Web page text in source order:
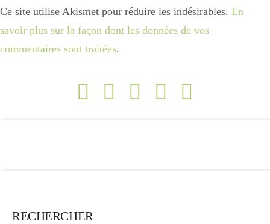
apéro
Ce site utilise Akismet pour réduire les indésirables. En
savoir plus sur la façon dont les données de vos
commentaires sont traitées.
RECHERCHER